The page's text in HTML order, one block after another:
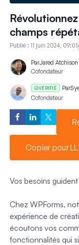
champs
Publié : 11 juin 2024, 09:01
ParJared Atchison
Cofondateur
VÉRIFIÉ Par
Cofondateur
Copier pour
Vos besoins
Chez WPForms,
expérience de
écoutons vos
fonctionnalités qui